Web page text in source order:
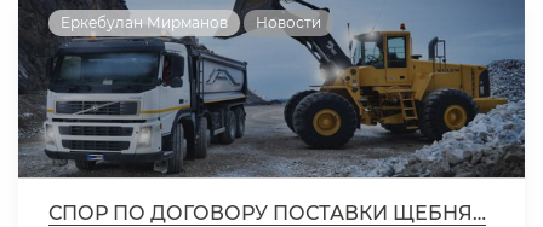
Еркебулан Мирманов Новости
СПОР ПО ДОГОВОРУ ПОСТАВКИ ЩЕБНЯ…